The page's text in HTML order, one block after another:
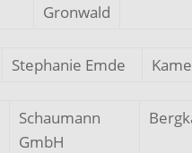
Gronwald
Stephanie Emde
Schaumann
GmbH